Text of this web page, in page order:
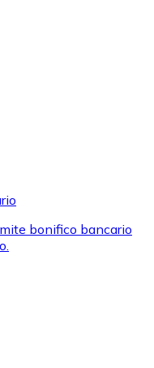
e altri mezzi di
per acquistare
preferiti con
bonifico bancario